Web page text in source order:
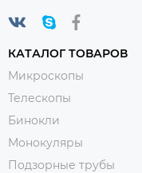
КАТАЛОГ ТОВАРОВ
Микроскопы
Телескопы
Бинокли
Монокуляры
Подзорные трубы